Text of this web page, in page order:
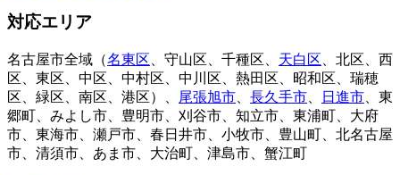
対応エリア
名古屋市全域（名東区 、守山区、千種区、 天白区 、北区、西
区、東区、中区、中村区、中川区、熱田区、昭和区、瑞穂
区、緑区、南区、港区）、
尾張旭市 長久手市 日進市 、東
郷町、みよし市、豊明市、刈谷市、知立市、東浦町、大府
市、東海市、瀬戸市、春日井市、小牧市、豊山町、北名古屋
市、清須市、あま市、大治町、津島市、蟹江町